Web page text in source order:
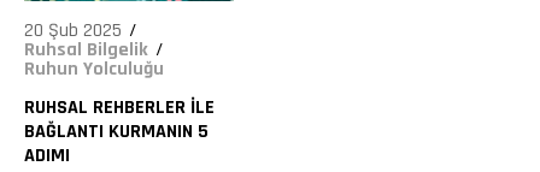
20 Şub 2025
Ruhsal Bilgelik
Ruhun Yolculuğu
RUHSAL REHBERLER ILE
BAĞLANTI KURMANIN 5
ADIMI